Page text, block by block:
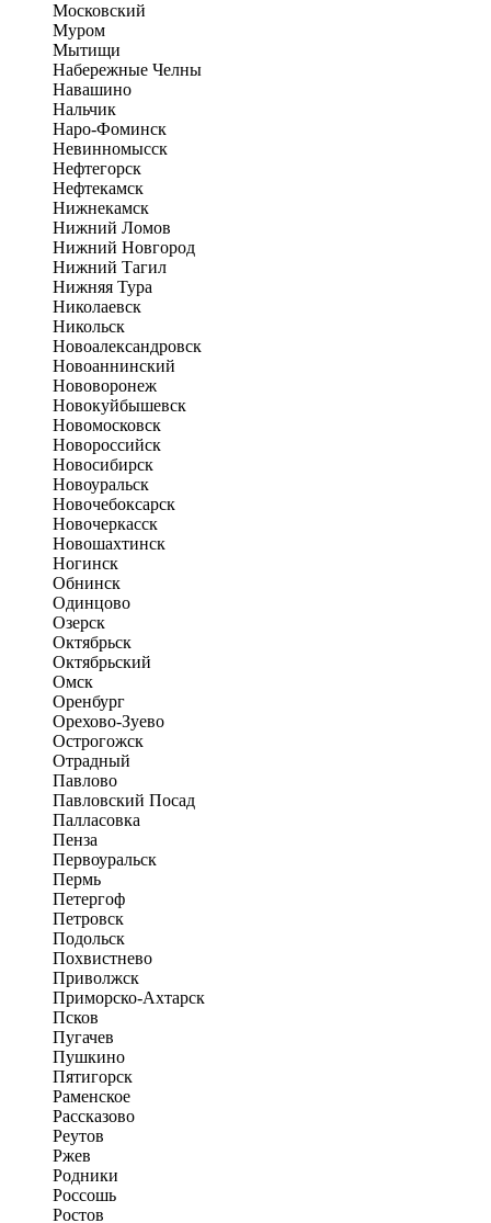
Московский
Муром
Мытищи
Набережные Челны
Навашино
Нальчик
Наро-Фоминск
Невинномысск
Нефтегорск
Нефтекамск
Нижнекамск
Нижний Ломов
Нижний Новгород
Нижний Тагил
Нижняя Тура
Николаевск
Никольск
Новоалександровск
Новоаннинский
Нововоронеж
Новокуйбышевск
Новомосковск
Новороссийск
Новосибирск
Новоуральск
Новочебоксарск
Новочеркасск
Новошахтинск
Ногинск
Обнинск
Одинцово
Озерск
Октябрьск
Октябрьский
Омск
Оренбург
Орехово-Зуево
Острогожск
Отрадный
Павлово
Павловский Посад
Палласовка
Пенза
Первоуральск
Пермь
Петергоф
Петровск
Подольск
Похвистнево
Приволжск
Приморско-Ахтарск
Псков
Пугачев
Пушкино
Пятигорск
Раменское
Рассказово
Реутов
Ржев
Родники
Россошь
Ростов